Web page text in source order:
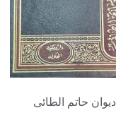
دیوان حاتم الطائی